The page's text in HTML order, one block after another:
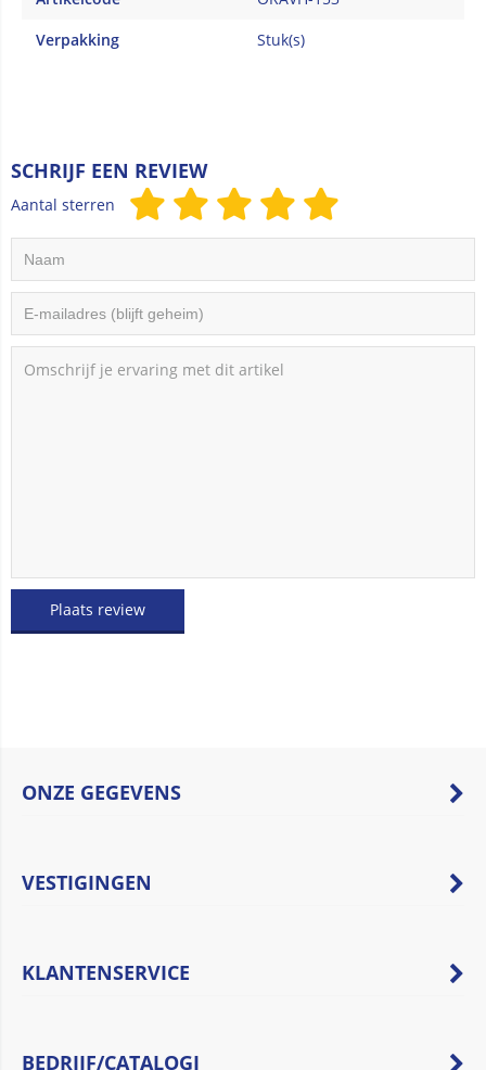
Verpakking
Stuk(s)
SCHRIJF EEN REVIEW
Aantal sterren
Plaats review
ONZE GEGEVENS
VESTIGINGEN
KLANTENSERVICE
BEDRIJF/CATALOGI